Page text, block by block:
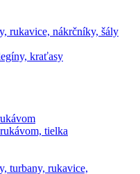
rukavice, nákrčníky, šály
kraťasy
tielka
turbany, rukavice,